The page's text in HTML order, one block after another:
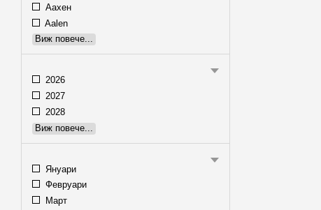
Аахен
Aalen
Виж повече...
2026
2027
2028
Виж повече...
Януари
Февруари
Март